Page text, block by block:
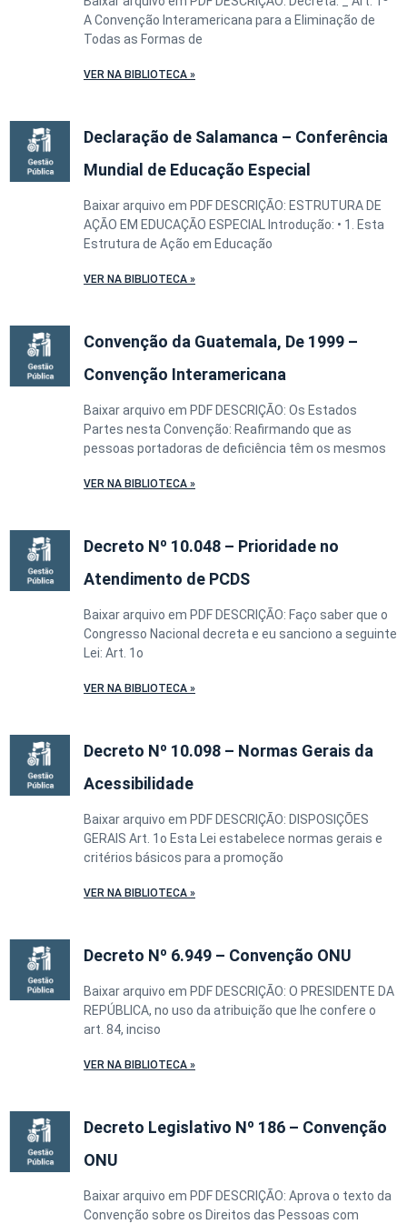
A Convenção Interamericana para a Eliminação de
Todas as Formas de
VER NA BIBLIOTECA »
Declaração de Salamanca – Conferência
Mundial de Educação Especial
Baixar arquivo em PDF DESCRIÇÃO: ESTRUTURA DE
AÇÃO EM EDUCAÇÃO ESPECIAL Introdução: • 1. Esta
Estrutura de Ação em Educação
VER NA BIBLIOTECA »
Convenção da Guatemala, De 1999 –
Convenção Interamericana
Baixar arquivo em PDF DESCRIÇÃO: Os Estados
Partes nesta Convenção: Reafirmando que as
pessoas portadoras de deficiência têm os mesmos
VER NA BIBLIOTECA »
Decreto Nº 10.048 – Prioridade no
Atendimento de PCDS
Baixar arquivo em PDF DESCRIÇÃO: Faço saber que o
Congresso Nacional decreta e eu sanciono a seguinte
Lei: Art. 1o
VER NA BIBLIOTECA »
Decreto Nº 10.098 – Normas Gerais da
Acessibilidade
Baixar arquivo em PDF DESCRIÇÃO: DISPOSIÇÕES
GERAIS Art. 1o Esta Lei estabelece normas gerais e
critérios básicos para a promoção
VER NA BIBLIOTECA »
Decreto Nº 6.949 – Convenção ONU
Baixar arquivo em PDF DESCRIÇÃO: O PRESIDENTE DA
REPÚBLICA, no uso da atribuição que lhe confere o
art. 84, inciso
VER NA BIBLIOTECA »
Decreto Legislativo Nº 186 – Convenção
ONU
Baixar arquivo em PDF DESCRIÇÃO: Aprova o texto da
Convenção sobre os Direitos das Pessoas com